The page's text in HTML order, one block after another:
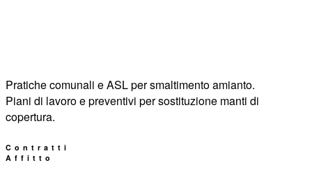
Pratiche comunali e ASL per smaltimento amianto.
Piani di lavoro e preventivi per sostituzione manti di
copertura.
Contratti
Affitto